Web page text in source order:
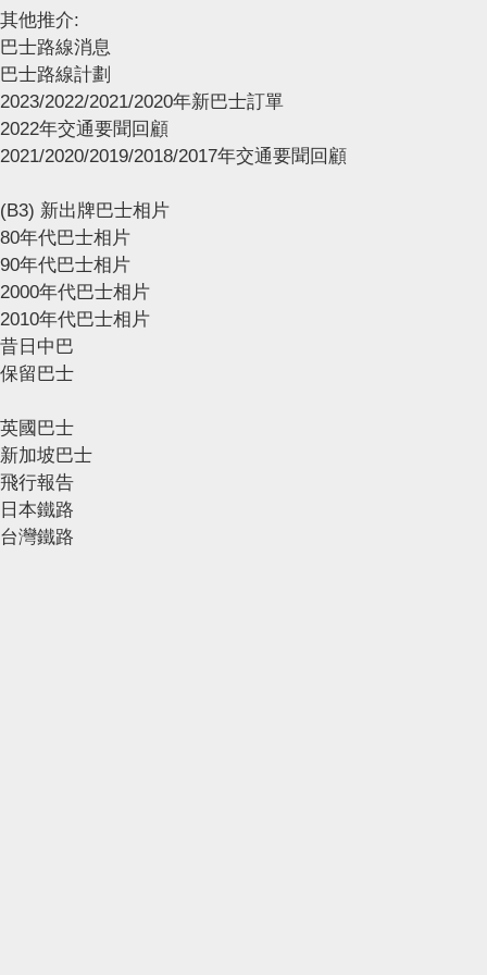
其他推介:
巴士路線消息
巴士路線計劃
2023/2022/2021/2020年新巴士訂單
2022年交通要聞回顧
2021/2020/2019/2018/2017年交通要聞回顧
(B3) 新出牌巴士相片
80年代巴士相片
90年代巴士相片
2000年代巴士相片
2010年代巴士相片
昔日中巴
保留巴士
英國巴士
新加坡巴士
飛行報告
日本鐵路
台灣鐵路